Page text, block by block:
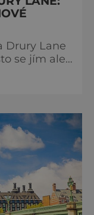
Drury Lane
se jím ale
čísi
herec a
Thomas